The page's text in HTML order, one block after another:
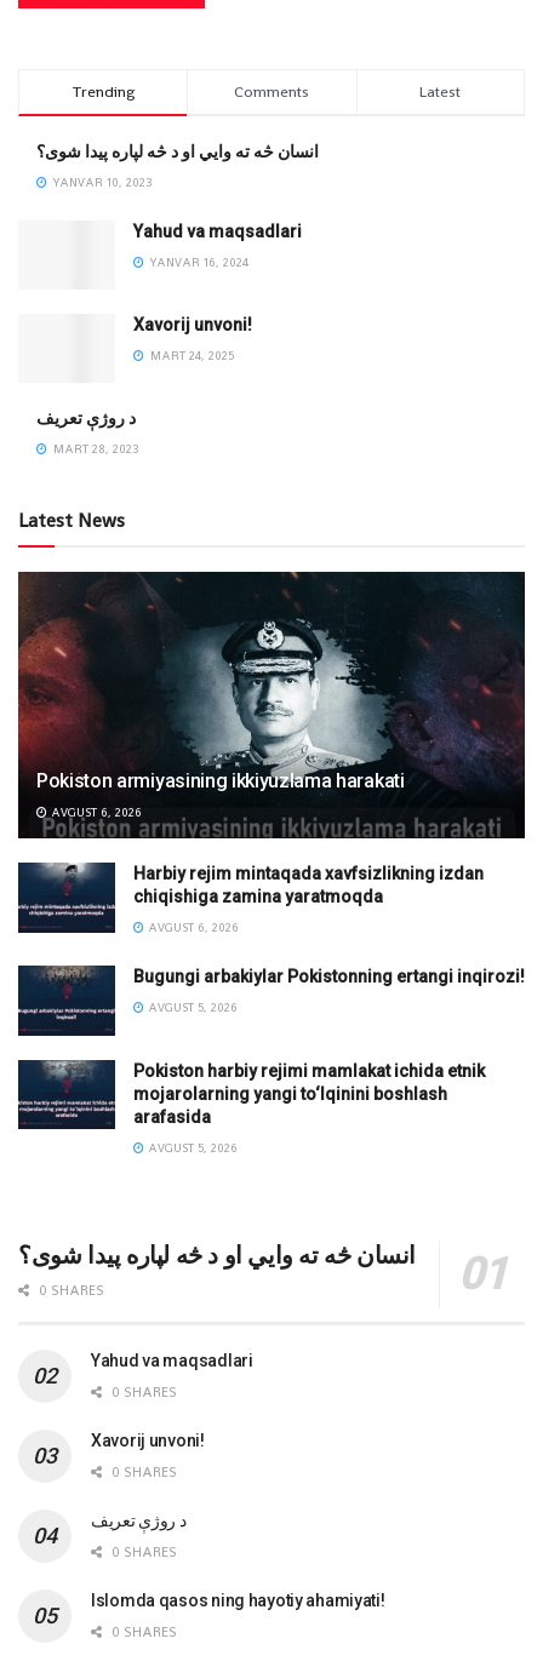
Trending Comments Latest
انسان څه ته وایي او د څه لپاره پیدا شوی؟
YANVAR 10, 2023
Yahud va maqsadlari
YANVAR 16, 2024
Xavorij unvoni!
MART 24, 2025
‌د روژې تعریف
MART 28, 2023
Latest News
Pokiston armiyasining ikkiyuzlama harakati
AVGUST 6, 2026
Harbiy rejim mintaqada xavfsizlikning izdan
chiqishiga zamina yaratmoqda
AVGUST 6, 2026
Bugungi arbakiylar Pokistonning ertangi inqirozi!
AVGUST 5, 2026
Pokiston harbiy rejimi mamlakat ichida etnik
mojarolarning yangi to‘lqinini boshlash
arafasida
AVGUST 5, 2026
انسان څه ته وایي او د څه لپاره پیدا شوی؟
0 SHARES
Yahud va maqsadlari
0 SHARES
Xavorij unvoni!
0 SHARES
‌د روژې تعریف
0 SHARES
Islomda qasos ning hayotiy ahamiyati!
0 SHARES